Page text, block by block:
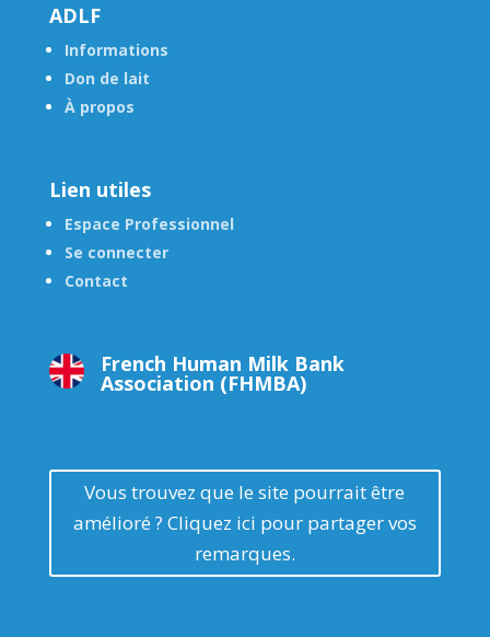
ADLF
Informations
Don de lait
À propos
Lien utiles
Espace Professionnel
Se connecter
Contact
French Human Milk Bank
Association (FHMBA)
Vous trouvez que le site pourrait être
amélioré ? Cliquez ici pour partager vos
remarques.